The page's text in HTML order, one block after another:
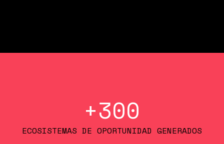
ECOSISTEMAS DE OPORTUNIDAD GENERADOS
+300